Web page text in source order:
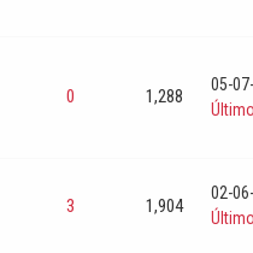
0 1,288
05-
3 1,904
02-